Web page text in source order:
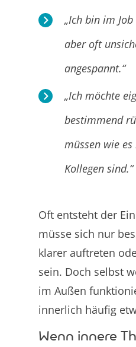
„Ich bin im
aber oft
angespannt.“
„Ich möchte
bestimmend
müssen wie
Kollegen sind.“
Oft entsteht der
müsse sich nur
klarer auftreten
sein. Doch selbst
im Außen
innerlich häufig
Wenn innere